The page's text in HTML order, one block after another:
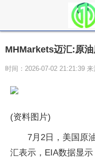
MHMarkets迈汇:原
时间：2026-07-02 21:21:39
(资料图片)
7月2日，美国原
汇表示，EIA数据显